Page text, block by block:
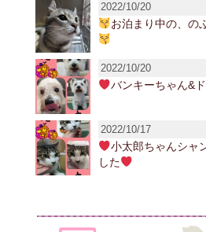
2022/10/20
お泊まり中の、の
2022/10/20
バンキーちゃん&
2022/10/17
小太郎ちゃんシャ
した